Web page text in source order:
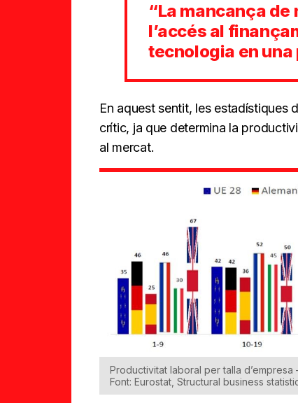
“La mancança
l’accés al
tecnologia en una
En aquest sentit, les estadístiques
crític, ja que determina la
al mercat.
Productivitat laboral per talla
Font: Eurostat, Structural business